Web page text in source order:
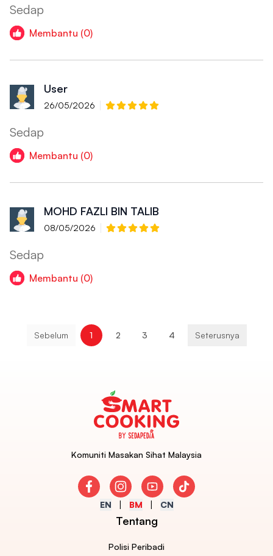
Sedap
Membantu (0)
User
26/05/2026
Sedap
Membantu (0)
MOHD FAZLI BIN TALIB
08/05/2026
Sedap
Membantu (0)
Sebelum 1 2 3 4 Seterusnya
Komuniti Masakan Sihat Malaysia
FacebookInstagramYoutubeTikTok
EN BM CN
Tentang
Polisi Peribadi